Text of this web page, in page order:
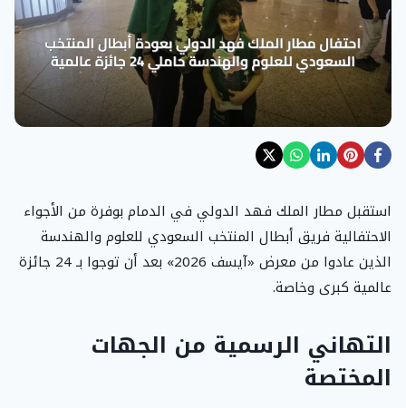
استقبل مطار الملك فهد الدولي في الدمام بوفرة من الأجواء
الاحتفالية فريق أبطال المنتخب السعودي للعلوم والهندسة
الذين عادوا من معرض «آيسف 2026» بعد أن توجوا بـ 24 جائزة
عالمية كبرى وخاصة.
التهاني الرسمية من الجهات
المختصة